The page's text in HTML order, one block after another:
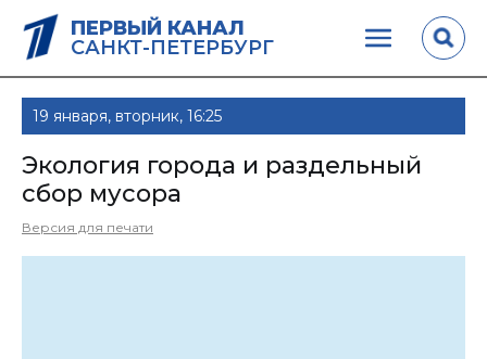
ПЕРВЫЙ КАНАЛ
САНКТ-ПЕТЕРБУРГ
19 января, вторник, 16:25
Экология города и раздельный
сбор мусора
Версия для печати